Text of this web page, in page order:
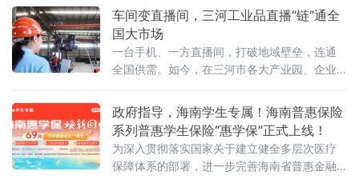
位。近年来，临空经济区（廊坊）紧扣“三区”建
设目标，依托大兴机场世界级航空枢纽优势，
持续拓展国际商务交往与文化交流功能，全力
构筑首都“新国门”，打造京津冀协同发展的重要
引擎，国际交往中心功能承载区的定位愈发清
车间变直播间，三河工业品直播“链”通全
国大市场
一台手机、一方直播间，打破地域壁垒，连通
全国供需。如今，在三河市各大产业园、企业
尚。从智能家居制造到精密工业制冷，从越野
改装配件到高端装备制造，越来越多三河传统
工业企业跳出线下经销、上门拓客的固有模
式，以直播间为新赛道，让车间变镜头、产品
上云端、销路通全国。
政府指导，海南学生专属！海南普惠保险
系列普惠学生保险“惠学保”正式上线！
为深入贯彻落实国家关于建立健全多层次医疗
保障体系的部署，进一步完善海南省普惠金融